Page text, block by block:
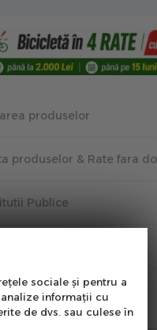
produselor
produselor & Rate fara
Publice
sociale și pentru a
informații cu
de dvs. sau culese în